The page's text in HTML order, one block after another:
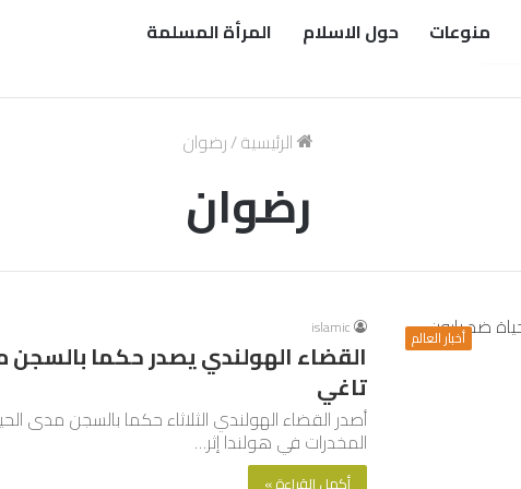
منوعات حول الاسلام المرأة المسلمة
الرئيسية/رضوان
رضوان
أخبار العالم islamic
القضاء الهولندي يصدر حكما بالسجن
تاغي
أصدر القضاء الهولندي الثلاثاء حكما بالسجن مدى
المخدرات في هولندا إثر…
أكمل القراءة »